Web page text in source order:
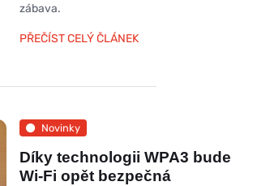
zábava.
PŘEČÍST CELÝ ČLÁNEK
Novinky
Díky technologii WPA3 bude
Wi-Fi opět bezpečná